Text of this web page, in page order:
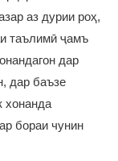
аз дурии роҳ,
таълимӣ ҷамъ
дар
дар баъзе
хонанда
бораи чунин